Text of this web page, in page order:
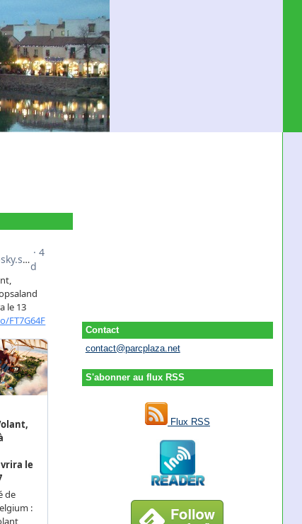
Contact
contact@parcplaza.net
S'abonner au flux RSS
Flux RSS